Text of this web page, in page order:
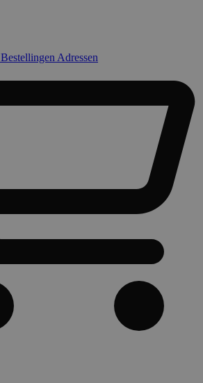
Bestellingen Adressen